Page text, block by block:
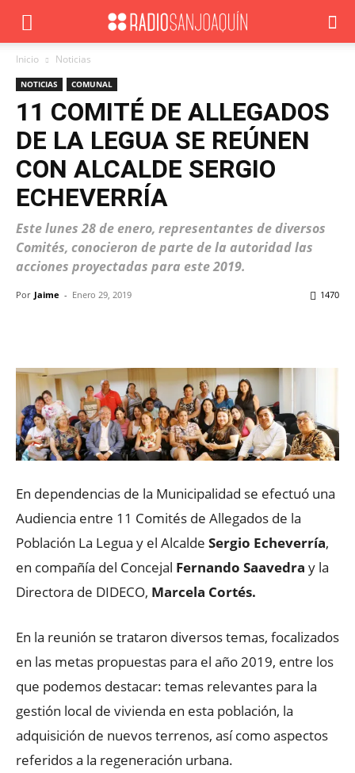
Inicio Noticias
NOTICIAS COMUNAL
11 COMITÉ DE ALLEGADOS
DE LA LEGUA SE REÚNEN
CON ALCALDE SERGIO
ECHEVERRÍA
Este lunes 28 de enero, representantes de diversos
Comités, conocieron de parte de la autoridad las
acciones proyectadas para este 2019.
Por Jaime - Enero 29, 2019 1470
En dependencias de la Municipalidad se efectuó una
Audiencia entre 11 Comités de Allegados de la
Población La Legua y el Alcalde Sergio Echeverría,
en compañía del Concejal Fernando Saavedra y la
Directora de DIDECO, Marcela Cortés.
En la reunión se trataron diversos temas, focalizados
en las metas propuestas para el año 2019, entre los
que podemos destacar: temas relevantes para la
gestión local de vivienda en esta población, la
adquisición de nuevos terrenos, así como aspectos
referidos a la regeneración urbana.